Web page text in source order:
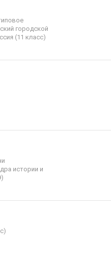
городской
(11 класс)
истории и